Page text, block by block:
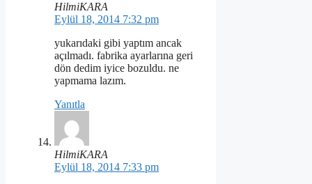
HilmiKARA
Eylül 18, 2014 7:32 pm
yukarıdaki gibi yaptım ancak
açılmadı. fabrika ayarlarına geri
dön dedim iyice bozuldu. ne
yapmama lazım.
Yanıtla
HilmiKARA
Eylül 18, 2014 7:33 pm